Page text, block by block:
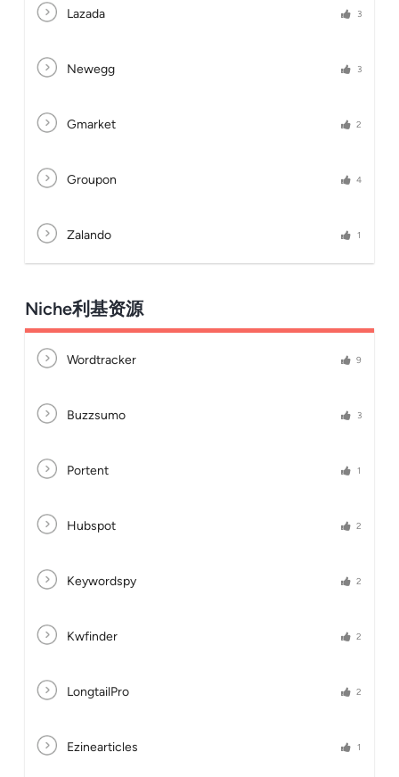
Lazada 3
Newegg 3
Gmarket 2
Groupon 4
Zalando 1
Niche利基资源
Wordtracker 9
Buzzsumo 3
Portent 1
Hubspot 2
Keywordspy 2
Kwfinder 2
LongtailPro 2
Ezinearticles 1